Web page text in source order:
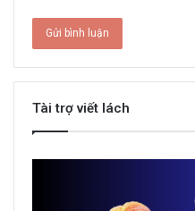
Tài trợ viết lách